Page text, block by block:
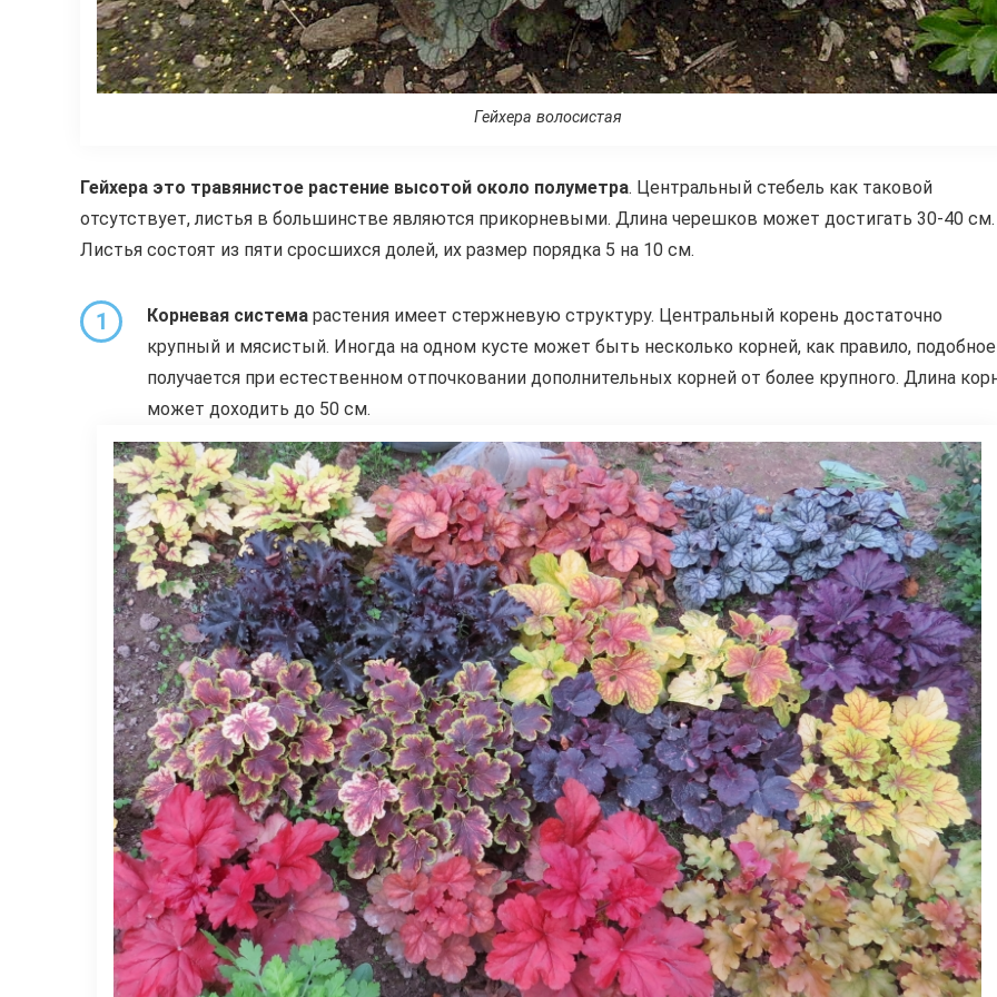
Гейхера волосистая
Гейхера это травянистое растение высотой около полуметра. Центральный стебель как таковой
отсутствует, листья в большинстве являются прикорневыми. Длина черешков может достигать 30-40 см.
Листья состоят из пяти сросшихся долей, их размер порядка 5 на 10 см.
1 Корневая система растения имеет стержневую структуру. Центральный корень достаточно
крупный и мясистый. Иногда на одном кусте может быть несколько корней, как правило, подобное
получается при естественном отпочковании дополнительных корней от более крупного. Длина
может доходить до 50 см.